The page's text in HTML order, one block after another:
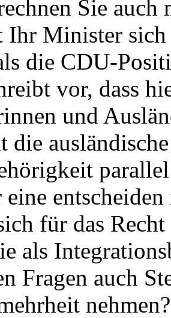
Sie
Ihr Minister
die CDU-
vor, dass
und
die
eine
für das
als
Fragen auch
nehmen?